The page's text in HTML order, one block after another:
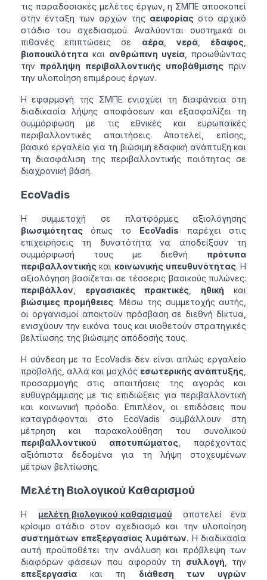
τις παραδοσιακές μελέτες έργων, η ΣΜΠΕ αποσκοπεί
στην ένταξη των αρχών της αειφορίας στο αρχικό
στάδιο του σχεδιασμού. Αναλύονται συστημικά οι
πιθανές επιπτώσεις σε αέρα,νερά έδαφος
βιοποικιλότητακαι ανθρώπινη υγεία , προωθώντας
τηνπρόληψη περιβαλλοντικής υποβάθμισηςπριν
την υλοποίηση επιμέρους έργων.
Η εφαρμογή της ΣΜΠΕ ενισχύει τη διαφάνεια στη
διαδικασία λήψης αποφάσεων και εξασφαλίζει τη
συμμόρφωση με τις εθνικές και ευρωπαϊκές
περιβαλλοντικές απαιτήσεις. Αποτελεί, επίσης,
βασικό εργαλείο για τη βιώσιμη εδαφική ανάπτυξη και
τη διασφάλιση της περιβαλλοντικής ποιότητας σε
διαχρονική βάση.
EcoVadis
Η συμμετοχή σε πλατφόρμες αξιολόγησης
βιωσιμότηταςόπως το EcoVadis παρέχει στις
επιχειρήσεις τη δυνατότητα να αποδείξουν τη
συμμόρφωσή τους με διεθνήπρότυπα
περιβαλλοντικήςκαι κοινωνικής υπευθυνότητας. Η
αξιολόγηση βασίζεται σε τέσσερις βασικούς πυλώνες:
περιβάλλον
εργασιακές πρακτικές ηθική και
βιώσιμες προμήθειες. Μέσω της συμμετοχής αυτής,
οι οργανισμοί αποκτούν πρόσβαση σε διεθνή δίκτυα,
ενισχύουν την εικόνα τους και υιοθετούν στρατηγικές
βελτίωσης της βιώσιμης απόδοσής τους.
Η σύνδεση με το EcoVadis δεν είναι απλώς εργαλείο
προβολής, αλλά και μοχλός εσωτερικής ανάπτυξης
προσαρμογής στις απαιτήσεις της αγοράς και
ευθυγράμμισης με τις επιδιώξεις για περιβαλλοντική
και κοινωνική πρόοδο. Επιπλέον, οι επιδόσεις που
καταγράφονται στο EcoVadis συμβάλλουν στη
μέτρηση και παρακολούθηση του συνολικού
περιβαλλοντικού αποτυπώματος , παρέχοντας
αξιόπιστα δεδομένα για τη λήψη στοχευμένων
μέτρων βελτίωσης.
Μελέτη Βιολογικού Καθαρισμού
Η μελέτη βιολογικού καθαρισμού
αποτελεί ένα
κρίσιμο στάδιο στον σχεδιασμό και την υλοποίηση
συστημάτων επεξεργασίας λυμάτων. Η διαδικασία
αυτή προϋποθέτει την ανάλυση και πρόβλεψη των
διαφόρων φάσεων που αφορούν τη συλλογή , την
επεξεργασίακαι τη διάθεση των υγρών